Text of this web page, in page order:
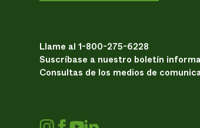
Llame al 1-800-275-6228
Suscríbase a nuestro boletín
Consultas de los medios de